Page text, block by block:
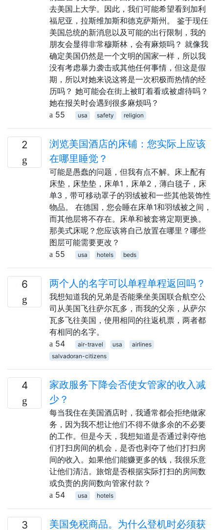
去美国上大学。因此，我们可能希望看到加利
福尼亚，拉斯维加斯和德克萨斯州。 鉴于现任
美国总统的新消息以及可能的出行限制，我的
朋友会显得非常穆斯林，会有麻烦吗？ 就像我
确定美国仍然是一个文明的国家一样，所以我
没有考虑暴力袭击或其他任何事情，但这是假
期，所以对她来说这将是一次积极而热情的经
历吗？ 她可能会在街上被盯着看或被虐待吗？
她在报关时会遇到很多麻烦吗？
55
usa safety religion
2
浏览美国酒店的床铺：您实际上应该
在哪里睡觉？
可能是愚蠢的问题，但我有点不解。床上配有
床垫，床垫垫，床单1，床单2，薄白毯子，床
单3，带可移动罩子的羽绒被和一些其他装饰性
物品。 在德国，您会睡在床单1和羽绒被之间，
而其他层将不存在。床单和被套将定期更换。
那美式床呢？您应该将自己放置在哪里？哪些
图层可能需要更改？
55
usa hotels beds
6 两个人的名字可以单程单程返回吗？
我想知道我的兄弟是否能乘坐美国联合航空公
司从美国飞往萨尔瓦多，而我的父亲，从萨尔
瓦多飞往美国，使用相同的往返机票，两者都
有相同的名字。
54
air-travel usa
airlines
salvadoran-citizens
4
家政服务下降会否使女管家的收入减
少？
每当我住在美国酒店时，我通常都会拒绝做家
务，因为我不想让他们不得不做多余的不必要
的工作。但是今天，我想知道是否通过剥夺他
们打扫房间的机会，是否也剥夺了他们打扫房
间的收入。如果他们能赚更多的钱，我很乐意
让他们清洁。旅馆是否根据实际打扫的房间数
或负责的房间数向管家付款？
54
usa hotels
3 美国免税商品。为什么登机时必须获